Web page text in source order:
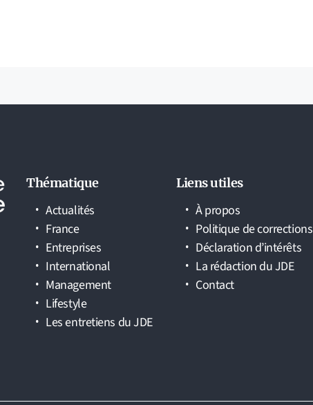
Thématique
Actualités
France
Entreprises
International
Management
Lifestyle
Les entretiens du JDE
Liens utiles
À propos
Politique de corrections
Déclaration d’intérêts
La rédaction du JDE
Contact